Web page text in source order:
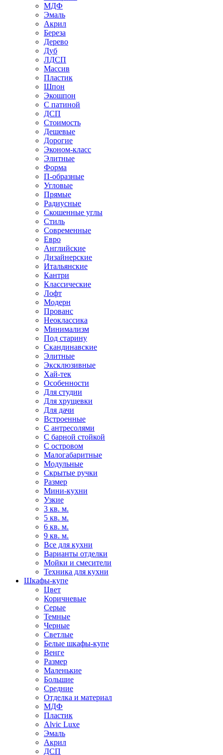
МДФ
Эмаль
Акрил
Береза
Дерево
Дуб
ЛДСП
Массив
Пластик
Шпон
Экошпон
С патиной
ДСП
Стоимость
Дешевые
Дорогие
Эконом-класс
Элитные
Форма
П-образные
Угловые
Прямые
Радиусные
Скошенные углы
Стиль
Современные
Евро
Английские
Дизайнерские
Итальянские
Кантри
Классические
Лофт
Модерн
Прованс
Неоклассика
Минимализм
Под старину
Скандинавские
Элитные
Эксклюзивные
Хай-тек
Особенности
Для студии
Для хрущевки
Для дачи
Встроенные
С антресолями
С барной стойкой
С островом
Малогабаритные
Модульные
Скрытые ручки
Размер
Мини-кухни
Узкие
3 кв. м.
5 кв. м.
6 кв. м.
9 кв. м.
Все для кухни
Варианты отделки
Мойки и смесители
Техника для кухни
Шкафы-купе
Цвет
Коричневые
Серые
Темные
Черные
Светлые
Белые шкафы-купе
Венге
Размер
Маленькие
Большие
Средние
Отделка и материал
МДФ
Пластик
Alvic Luxe
Эмаль
Акрил
ДСП